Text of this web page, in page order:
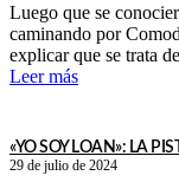
Luego que se
caminando por
explicar que se trata
Leer más
«YO SOY LOAN»: LA
29 de julio de 2024